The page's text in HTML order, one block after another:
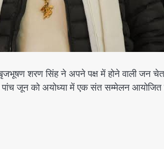
शरण सिंह ने अपने पक्ष में होने वाली जन
पांच जून को अयोध्या में एक संत सम्मेलन आयोजित